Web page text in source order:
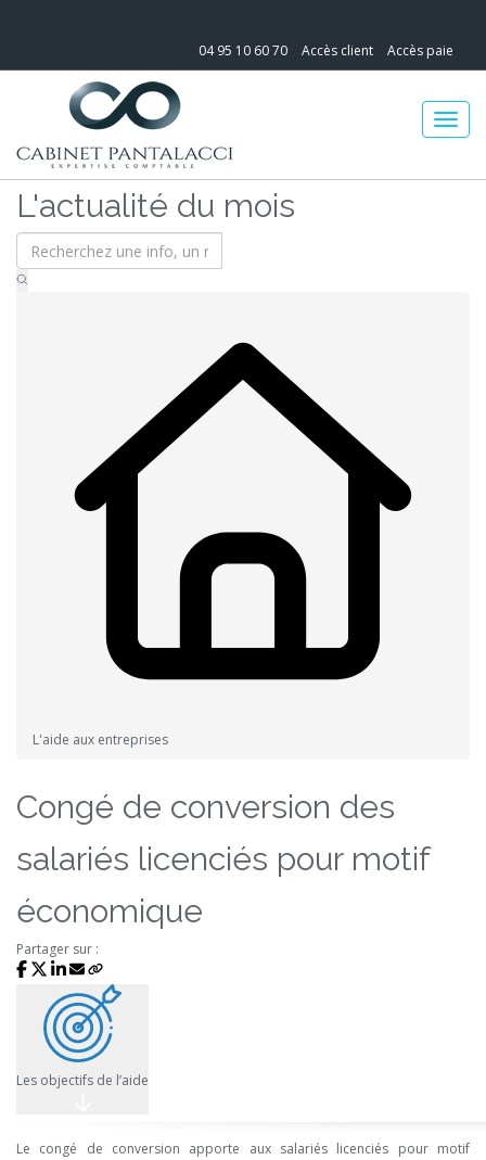
04 95 10 60 70 Accès client Accès paie
L'actualité du mois
L'aide aux entreprises
Congé de conversion des
salariés licenciés pour motif
économique
Partager sur :
Les objectifs de l’aide
Le congé de conversion apporte aux salariés licenciés pour motif